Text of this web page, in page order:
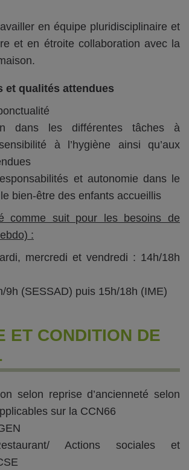
en équipe pluridisciplinaire et
et en étroite collaboration avec la
et qualités attendues
dans les différentes tâches à
à l’hygiène ainsi qu’aux
et autonomie dans le
bien-être des enfants accueillis
comme suit pour les besoins de
:
mercredi et vendredi : 14h/18h
9h (SESSAD) puis 15h/18h (IME)
ET CONDITION DE
selon reprise d’ancienneté selon
sur la CCN66
Actions sociales et